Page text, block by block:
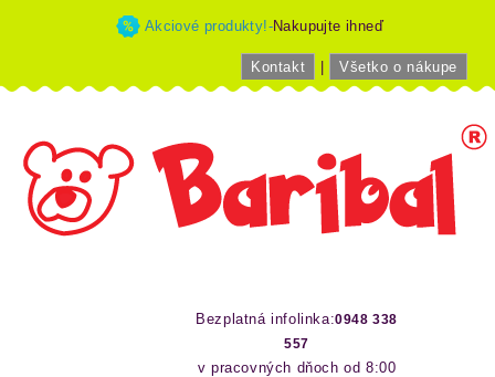
Akciové produkty!-Nakupujte ihneď
Kontakt Všetko o nákupe
Bezplatná infolinka:0948 338
557
v pracovných dňoch od 8:00